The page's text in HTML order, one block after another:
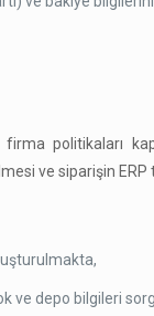
politikaları
ve siparişin
ve depo bilgileri